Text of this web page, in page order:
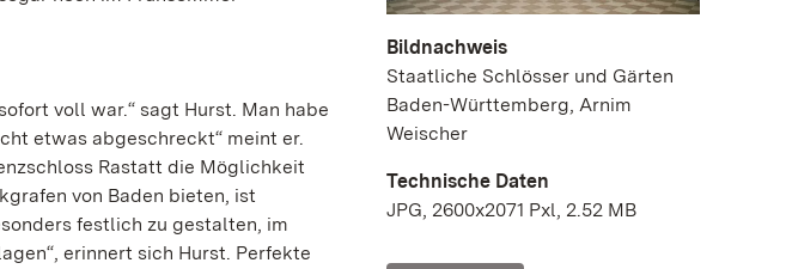
voll war.“ sagt Hurst. Man habe
etwas abgeschreckt“ meint er.
Rastatt die Möglichkeit
von Baden bieten, ist
festlich zu gestalten, im
erinnert sich Hurst. Perfekte
Bildnachweis
Staatliche Schlösser und Gärten
Baden-Württemberg, Arnim
Weischer
Technische Daten
JPG, 2600x2071 Pxl, 2.52 MB